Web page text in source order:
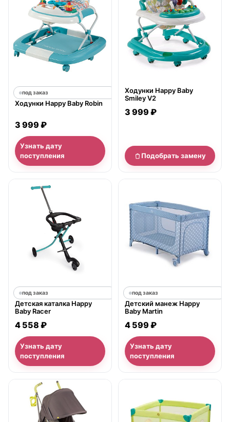
под заказ
Ходунки Happy Baby Robin
3 999 ₽
Узнать дату
поступления
Ходунки Happy Baby
Smiley V2
3 999 ₽
Подобрать замену
под заказ
Детская каталка Happy
Baby Racer
4 558 ₽
Узнать дату
поступления
под заказ
Детский манеж Happy
Baby Martin
4 599 ₽
Узнать дату
поступления